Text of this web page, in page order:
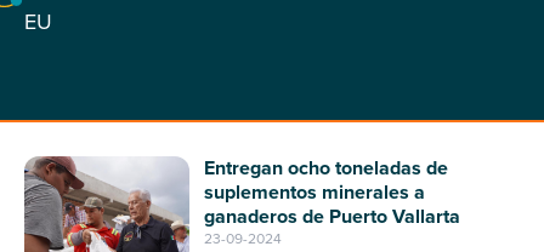
EU
Entregan ocho toneladas de
suplementos minerales a
ganaderos de Puerto Vallarta
23-09-2024